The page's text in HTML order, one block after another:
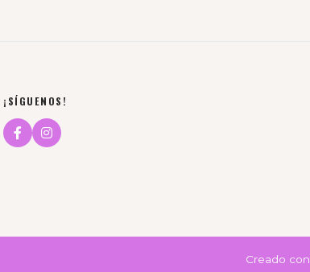
¡SÍGUENOS!
Creado con